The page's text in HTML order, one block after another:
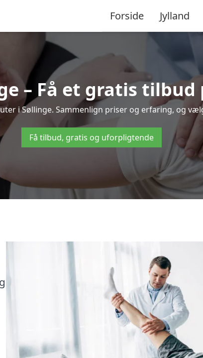
Forside Jylland
– Få et gratis
i Søllinge. Sammenlign priser og erfaring, og
Få tilbud, gratis og uforpligtende